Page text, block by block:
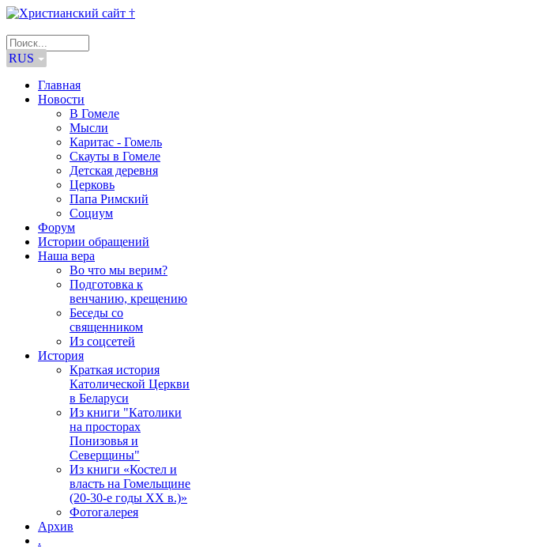
RUS
Главная
Новости
В Гомеле
Мысли
Каритас - Гомель
Скауты в Гомеле
Детская деревня
Церковь
Папа Римский
Социум
Форум
Истории обращений
Наша вера
Во что мы верим?
Подготовка к
венчанию, крещению
Беседы со
священником
Из соцсетей
История
Краткая история
Католической Церкви
в Беларуси
Из книги "Католики
на просторах
Понизовья и
Северщины"
Из книги «Костел и
власть на Гомельщине
(20-30-е годы ХХ в.)»
Фотогалерея
Архив
.